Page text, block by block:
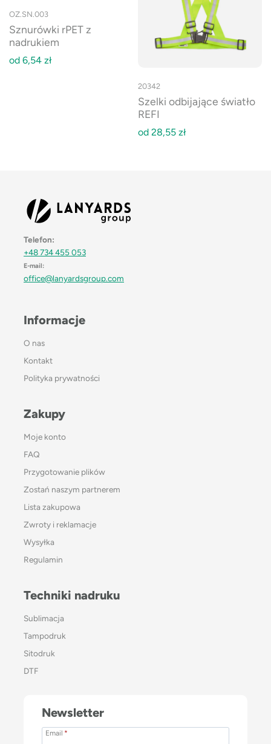
OZ.SN.003
Sznurówki rPET z
nadrukiem
od 6,54 zł
20342
Szelki odbijające światło
REFI
od 28,55 zł
Telefon:
+48 734 455 053
E-mail:
office@lanyardsgroup.com
Informacje
O nas
Kontakt
Polityka prywatności
Zakupy
Moje konto
FAQ
Przygotowanie plików
Zostań naszym partnerem
Lista zakupowa
Zwroty i reklamacje
Wysyłka
Regulamin
Techniki nadruku
Sublimacja
Tampodruk
Sitodruk
DTF
Newsletter
Email *